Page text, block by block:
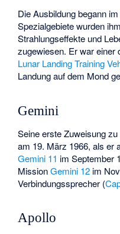
Die Ausbildung begann
Spezialgebiete wurden
Strahlungseffekte und
zugewiesen. Er war einer
Lunar Landing Training
Landung auf dem Mond
Gemini
Seine erste Zuweisung
am 19. März 1966, als er
Gemini 11 im September
MissionGemini 12 im
Verbindungssprecher (
Apollo